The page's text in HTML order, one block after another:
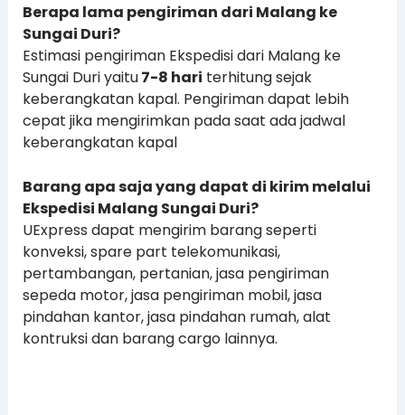
Berapa lama pengiriman dari Malang ke
Sungai Duri?
Estimasi pengiriman Ekspedisi dari Malang ke
Sungai Duri yaitu7-8 hari terhitung sejak
keberangkatan kapal. Pengiriman dapat lebih
cepat jika mengirimkan pada saat ada jadwal
keberangkatan kapal
Barang apa saja yang dapat di kirim melalui
Ekspedisi Malang Sungai Duri?
UExpress dapat mengirim barang seperti
konveksi, spare part telekomunikasi,
pertambangan, pertanian, jasa pengiriman
sepeda motor, jasa pengiriman mobil, jasa
pindahan kantor, jasa pindahan rumah, alat
kontruksi dan barang cargo lainnya.